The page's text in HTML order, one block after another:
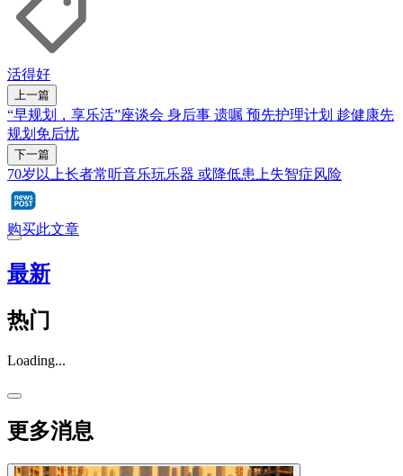
活得好
上一篇
“早规划，享乐活”座谈会 身后事 遗嘱 预先护理计划 趁健康先
规划免后忧
下一篇
70岁以上长者常听音乐玩乐器 或降低患上失智症风险
购买此文章
最新
热门
Loading...
更多消息